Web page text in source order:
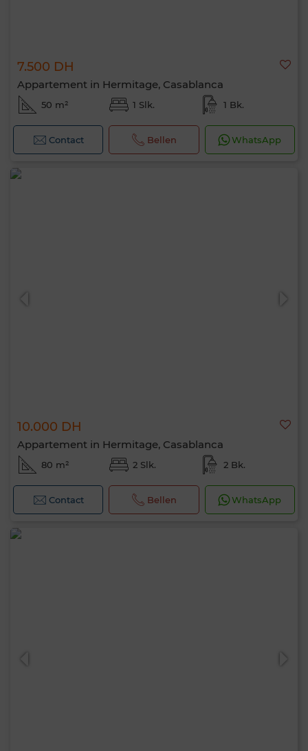
7.500 DH
Appartement in Hermitage, Casablanca
50 m² 1 Slk. 1 Bk.
Contact Bellen WhatsApp
10.000 DH
Appartement in Hermitage, Casablanca
80 m² 2 Slk. 2 Bk.
Contact Bellen WhatsApp